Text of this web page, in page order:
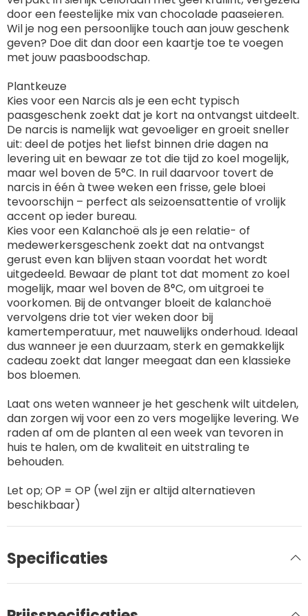
door een feestelijke mix van chocolade paaseieren.
Wil je nog een persoonlijke touch aan jouw geschenk
geven? Doe dit dan door een kaartje toe te voegen
met jouw paasboodschap.
Plantkeuze
Kies voor een Narcis als je een echt typisch
paasgeschenk zoekt dat je kort na ontvangst uitdeelt.
De narcis is namelijk wat gevoeliger en groeit sneller
uit: deel de potjes het liefst binnen drie dagen na
levering uit en bewaar ze tot die tijd zo koel mogelijk,
maar wel boven de 5°C. In ruil daarvoor tovert de
narcis in één à twee weken een frisse, gele bloei
tevoorschijn – perfect als seizoensattentie of vrolijk
accent op ieder bureau.
Kies voor een Kalanchoë als je een relatie- of
medewerkersgeschenk zoekt dat na ontvangst
gerust even kan blijven staan voordat het wordt
uitgedeeld. Bewaar de plant tot dat moment zo koel
mogelijk, maar wel boven de 8°C, om uitgroei te
voorkomen. Bij de ontvanger bloeit de kalanchoë
vervolgens drie tot vier weken door bij
kamertemperatuur, met nauwelijks onderhoud. Ideaal
dus wanneer je een duurzaam, sterk en gemakkelijk
cadeau zoekt dat langer meegaat dan een klassieke
bos bloemen.
Laat ons weten wanneer je het geschenk wilt uitdelen,
dan zorgen wij voor een zo vers mogelijke levering. We
raden af om de planten al een week van tevoren in
huis te halen, om de kwaliteit en uitstraling te
behouden.
Let op; OP = OP (wel zijn er altijd alternatieven
beschikbaar)
Specificaties